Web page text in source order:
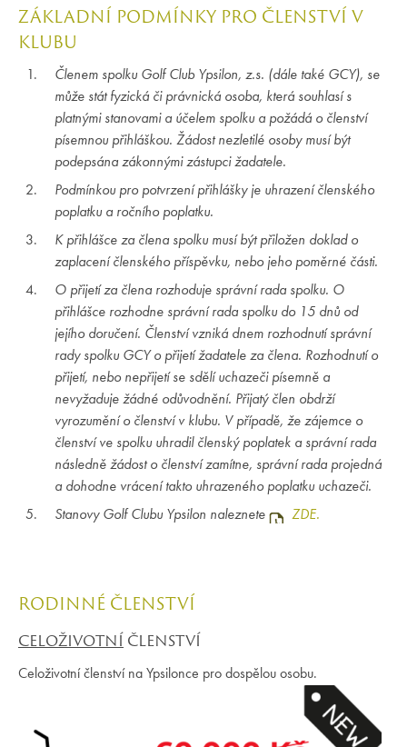
ZÁKLADNÍ PODMÍNKY PRO ČLENSTVÍ V
KLUBU
Členem spolku Golf Club Ypsilon, z.s. (dále také GCY), se
může stát fyzická či právnická osoba, která souhlasí s
platnými stanovami a účelem spolku a požádá o členství
písemnou přihláškou. Žádost nezletilé osoby musí být
podepsána zákonnými zástupci žadatele.
Podmínkou pro potvrzení přihlášky je uhrazení členského
poplatku a ročního poplatku.
K přihlášce za člena spolku musí být přiložen doklad o
zaplacení členského příspěvku, nebo jeho poměrné části.
O přijetí za člena rozhoduje správní rada spolku. O
přihlášce rozhodne správní rada spolku do 15 dnů od
jejího doručení. Členství vzniká dnem rozhodnutí správní
rady spolku GCY o přijetí žadatele za člena. Rozhodnutí o
přijetí, nebo nepřijetí se sdělí uchazeči písemně a
nevyžaduje žádné odůvodnění. Přijatý člen obdrží
vyrozumění o členství v klubu. V případě, že zájemce o
členství ve spolku uhradil členský poplatek a správní rada
následně žádost o členství zamítne, správní rada projedná
a dohodne vrácení takto uhrazeného poplatku uchazeči.
Stanovy Golf Clubu Ypsilon naleznete
ZDE.
RODINNÉ ČLENSTVÍ
CELOŽIVOTNÍ ČLENSTVÍ
Celoživotní členství na Ypsilonce pro dospělou osobu.